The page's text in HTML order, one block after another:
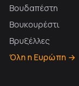
Βουδαπέστη
Βουκουρέστι
Βρυξέλλες
Όλη η Ευρώπη →